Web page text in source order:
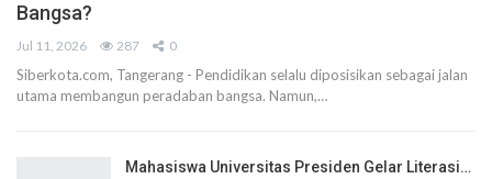
Bangsa?
Jul 11, 2026 287 0
Siberkota.com, Tangerang - Pendidikan selalu diposisikan sebagai jalan
utama membangun peradaban bangsa. Namun,…
Mahasiswa Universitas Presiden Gelar Literasi…